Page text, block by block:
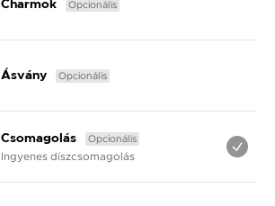
Charmok Opcionális
Ásvány Opcionális
Csomagolás Opcionális
Ingyenes díszcsomagolás